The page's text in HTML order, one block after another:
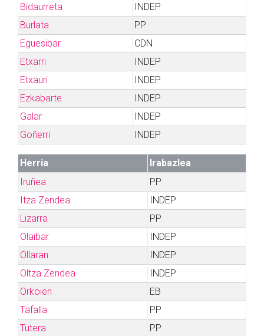
Bidaurreta
INDEP
Burlata
PP
Eguesibar
CDN
Etxarri
INDEP
Etxauri
INDEP
Ezkabarte
INDEP
Galar
INDEP
Goñerri
INDEP
Herria
Irabazlea
Iruñea
PP
Itza Zendea
INDEP
Lizarra
PP
Olaibar
INDEP
Ollaran
INDEP
Oltza Zendea
INDEP
Orkoien
EB
Tafalla
PP
Tutera
PP